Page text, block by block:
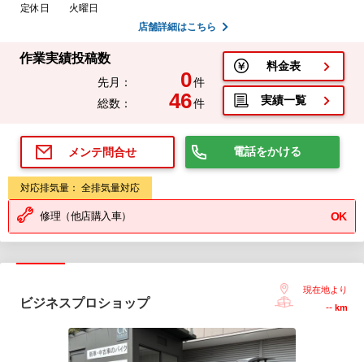
定休日
火曜日
店舗詳細はこちら
作業実績投稿数
先月： 0件
総数：
46件
料金表
実績一覧
メンテ問合せ 電話をかける
対応排気量： 全排気量対応
修理（他店購入車） OK
ビジネスプロショップ
現在地より
-- km